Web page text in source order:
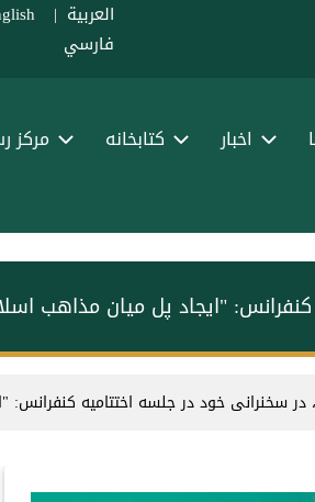
العربية |
فارسي
اخبار کتابخانه مرکز
"ایجاد پل میان مذاهب
سخنرانی خود در جلسه اختتامیه کنفرانس: